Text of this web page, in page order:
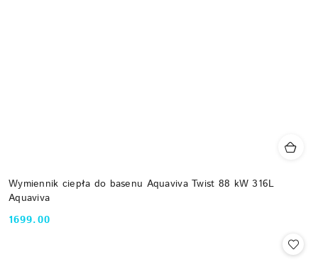
Wymiennik ciepła do basenu Aquaviva Twist 88 kW 316L
Aquaviva
Cena:
1699.00